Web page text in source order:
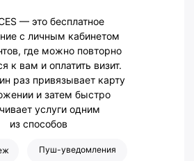
Пуш-уведомления
— это бесплатное
с личным кабинетом
где можно повторно
к вам и оплатить визит.
раз привязывает карту
и затем быстро
услуги одним
из способов